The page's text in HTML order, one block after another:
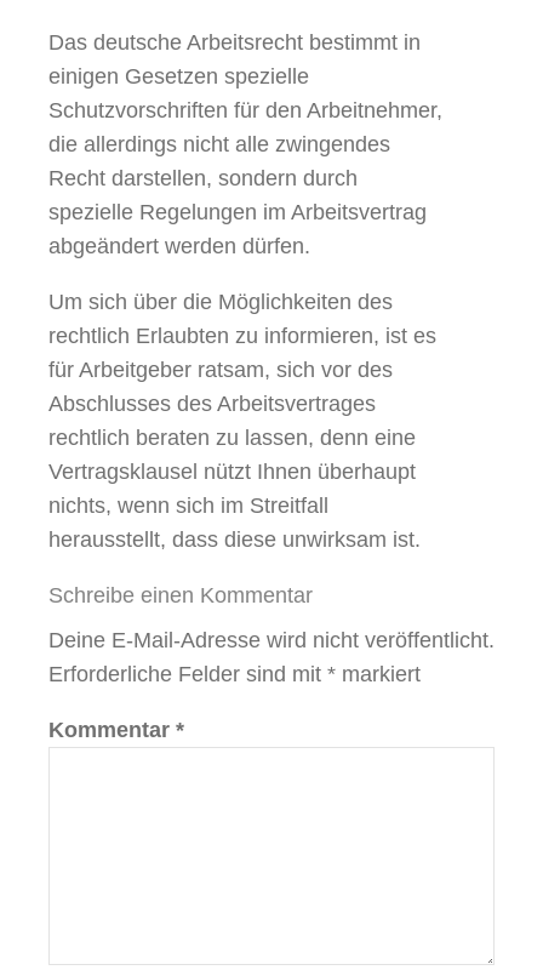
Das deutsche Arbeitsrecht bestimmt in
einigen Gesetzen spezielle
Schutzvorschriften für den Arbeitnehmer,
die allerdings nicht alle zwingendes
Recht darstellen, sondern durch
spezielle Regelungen im Arbeitsvertrag
abgeändert werden dürfen.
Um sich über die Möglichkeiten des
rechtlich Erlaubten zu informieren, ist es
für Arbeitgeber ratsam, sich vor des
Abschlusses des Arbeitsvertrages
rechtlich beraten zu lassen, denn eine
Vertragsklausel nützt Ihnen überhaupt
nichts, wenn sich im Streitfall
herausstellt, dass diese unwirksam ist.
Schreibe einen Kommentar
Deine E-Mail-Adresse wird nicht veröffentlicht.
Erforderliche Felder sind mit * markiert
Kommentar *